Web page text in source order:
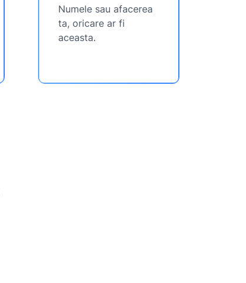
Numele sau afacerea
ta, oricare ar fi
aceasta.